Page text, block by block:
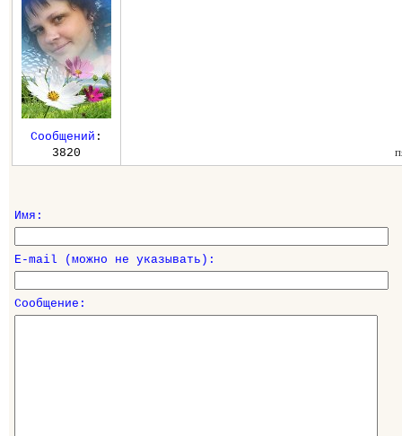
Сообщений :
3820
Имя:
E-mail (можно не указывать):
Сообщение: